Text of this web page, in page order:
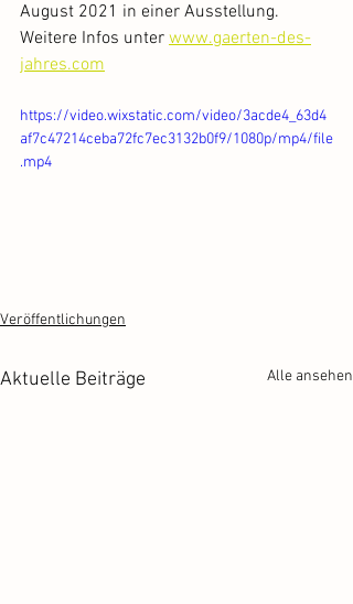
August 2021 in einer Ausstellung.
Weitere Infos unter www.gaerten-des-
jahres.com
https://video.wixstatic.com/video/3acde4_63d4
af7c47214ceba72fc7ec3132b0f9/1080p/mp4/file
.mp4
Veröffentlichungen
Aktuelle Beiträge Alle ansehen